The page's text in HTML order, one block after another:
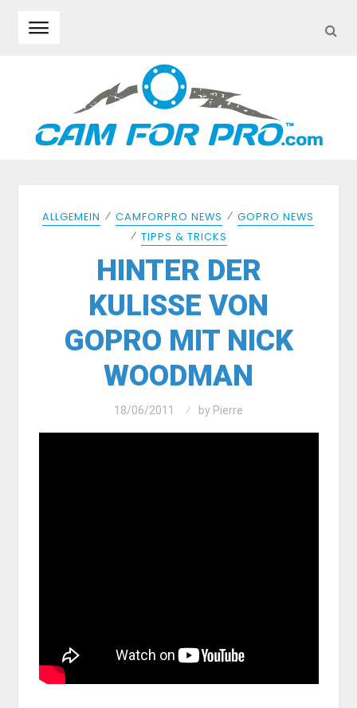
ALLGEMEIN ⁄ CAMFORPRO NEWS ⁄ GOPRO NEWS
⁄ TIPPS & TRICKS
HINTER DER
KULISSE VON
GOPRO MIT NICK
WOODMAN
18/06/2011 by Pierre